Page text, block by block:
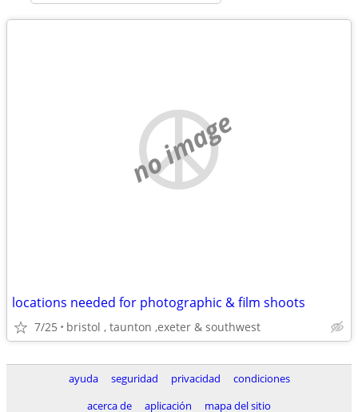
no image
locations needed for photographic & film shoots
7/25 bristol , taunton ,exeter & southwest
ayuda seguridad privacidad
condiciones
acerca de
aplicación mapa del sitio